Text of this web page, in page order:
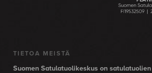
TIETOA MEISTÄ
Suomen Satulatuolikeskus on